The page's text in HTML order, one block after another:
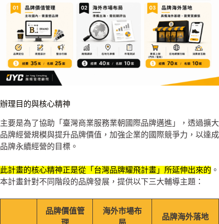
辦理目的與核心精神
主要是為了協助「臺灣商業服務業朝國際品牌邁進」，透過擴大
品牌經營規模與提升品牌價值，加強企業的國際競爭力，以達成
品牌永續經營的目標。
此計畫的核心精神正是從「台灣品牌耀飛計畫」所延伸出來的 。
本計畫針對不同階段的品牌發展，提供以下三大輔導主題：
品牌價值管
海外市場布
品牌海外落地